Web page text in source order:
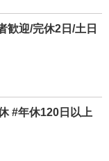
歓迎/完休2日/土日
#年休120日以上